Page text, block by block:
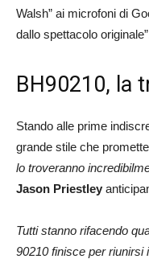
Walsh” ai microfoni di
dallo spettacolo
BH90210, la
Stando alle prime
grande stile che
lo troveranno
Jason Priestley
Tutti stanno rifacendo
90210 finisce per riunirsi